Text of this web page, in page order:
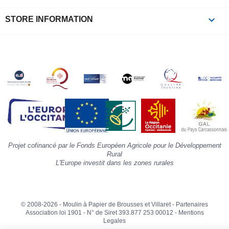
STORE INFORMATION keyboard_arrow_down
Projet cofinancé par le Fonds Européen Agricole pour le Développement
Rural
L'Europe investit dans les zones rurales
© 2008-2026 - Moulin à Papier de Brousses et Villaret - Partenaires
Association loi 1901 - N° de Siret 393.877 253 00012 - Mentions
Legales